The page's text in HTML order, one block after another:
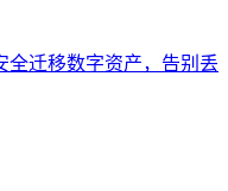
全迁移数字资产，告别丢